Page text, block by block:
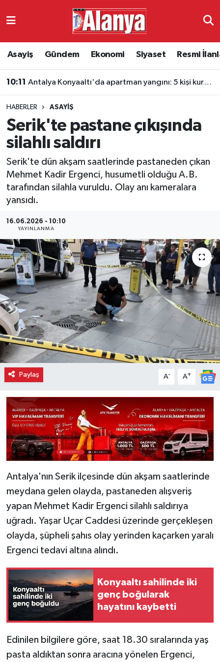
Asayiş Gündem Ekonomi Siyaset Resmi
10:11 Antalya Konyaaltı'da apartman yangını: 5 kişi kurtarıldı
HABERLER ASAYIŞ
Serik'te pastane çıkışında
silahlı saldırı
Serik'te dün akşam saatlerinde pastaneden çıkan
Mehmet Kadir Ergenci, husumetli olduğu A.B.
tarafından silahla vuruldu. Olay anı kameralara
yansıdı.
16.06.2026 - 10:10
YAYINLANMA
Paylaş A- A+
Antalya'nın Serik ilçesinde dün akşam saatlerinde
meydana gelen olayda, pastaneden alışveriş
yapan Mehmet Kadir Ergenci silahlı saldırıya
uğradı. Yaşar Uçar Caddesi üzerinde gerçekleşen
olayda, şüpheli şahıs olay yerinden kaçarken yaralı
Ergenci tedavi altına alındı.
Konyaaltı sahilinde iki
genç boğularak
hayatını kaybetti
Edinilen bilgilere göre, saat 18.30 sıralarında yaş
pasta aldıktan sonra aracına yönelen Ergenci,
Ekonomi
Resmi İlanlar
Alanyaspor
Turizm
Antalya Namaz Vakitleri
Antalya Trafik Yoğunluk Haritası
Süper Lig Puan Durumu ve Fikstür
Tüm Manşetler
Son Dakika Haberleri